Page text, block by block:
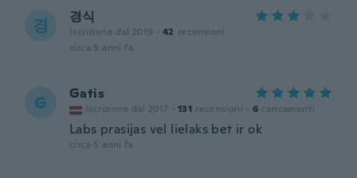
경 경식
Iscrizione dal 2019 · 42 recensioni
circa 5 anni fa
G Gatis
Iscrizione dal 2017 · 131 recensioni · 6 caricamenti
Labs prasijas vel lielaks bet ir ok
circa 5 anni fa